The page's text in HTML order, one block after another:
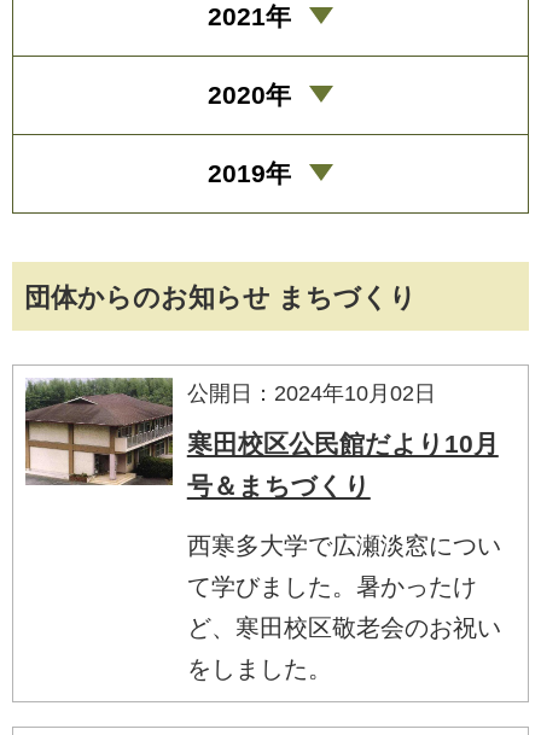
団体からのお知らせ まちづくり
公開日：2024年10月02日
寒田校区公民館だより10月
号＆まちづくり
西寒多大学で広瀬淡窓につい
て学びました。暑かったけ
ど、寒田校区敬老会のお祝い
をしました。
2021年
2020年
2019年